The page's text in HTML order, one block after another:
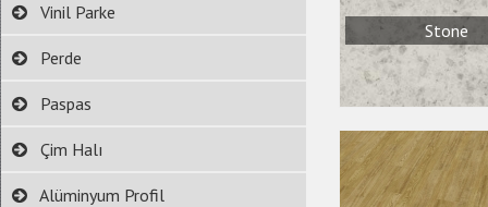
Vinil Parke
Perde
Paspas
Çim Halı
Alüminyum Profil
Stone